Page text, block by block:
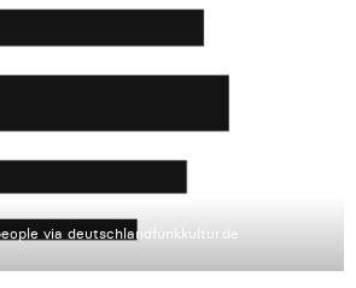
via deutschlandfunkkultur.de